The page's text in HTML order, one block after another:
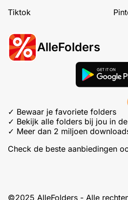
Tiktok
AlleFolders
✓ Bewaar je favoriete folders
✓ Bekijk alle folders bij jou in
✓ Meer dan 2 miljoen
Check de beste aanbiedingen
©2025 AlleFolders - Alle